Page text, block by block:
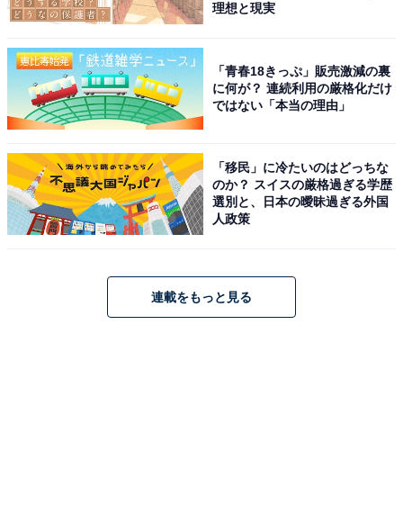
理想と現実
「青春18きっぷ」販売激減の裏
に何が？ 連続利用の厳格化だけ
ではない「本当の理由」
「移民」に冷たいのはどっちな
のか？ スイスの厳格過ぎる学歴
選別と、日本の曖昧過ぎる外国
人政策
連載をもっと見る